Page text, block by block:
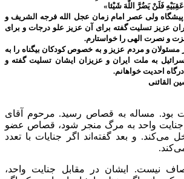
فَلَنْ يَضُرَّ اللَّهَ شَيْئا»
ولی عصر امام زمان عجل الله فرجه الشریف و
عزیز تسلیت گفته برای آن عزیز علو درجات و برای
و نصرت الهی را خواستارم.
و مردم عزیز و به خصوص کودکان بیگناه را به
به ملت ایران و عزیزان ایشان تسلیت گفته و
احدیت خواهانم.
القائنی
بود. مساله به قصاص رسید. مرحوم آقای
جنایت واحد به مرگ منجر شود، قصاص عضو
و بعد گفته‌اند اگر جنایات با تعدد
نیست. ایشان در مقابل جنایت واحد،